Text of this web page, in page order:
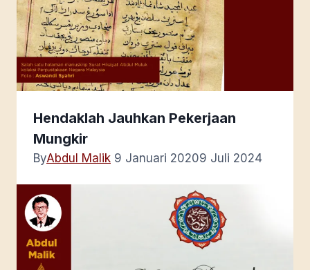
Hendaklah Jauhkan Pekerjaan
Mungkir
ByAbdul Malik 9 Januari 20209 Juli 2024